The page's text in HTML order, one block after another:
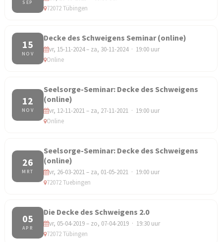
SEP
72072 Tübingen
15
NOV
Decke des Schweigens Seminar (online)
vr, 15-11-2024 – za, 30-11-2024 · 19:00 uur
Online
12
NOV
Seelsorge-Seminar: Decke des Schweigens
(online)
vr, 12-11-2021 – za, 27-11-2021 · 19:00 uur
Online
26
MRT
Seelsorge-Seminar: Decke des Schweigens
(online)
vr, 26-03-2021 – za, 01-05-2021 · 19:00 uur
72072 Tuebingen
05
APR
Die Decke des Schweigens 2.0
vr, 05-04-2019 – zo, 07-04-2019 · 19:30 uur
72072 Tübingen